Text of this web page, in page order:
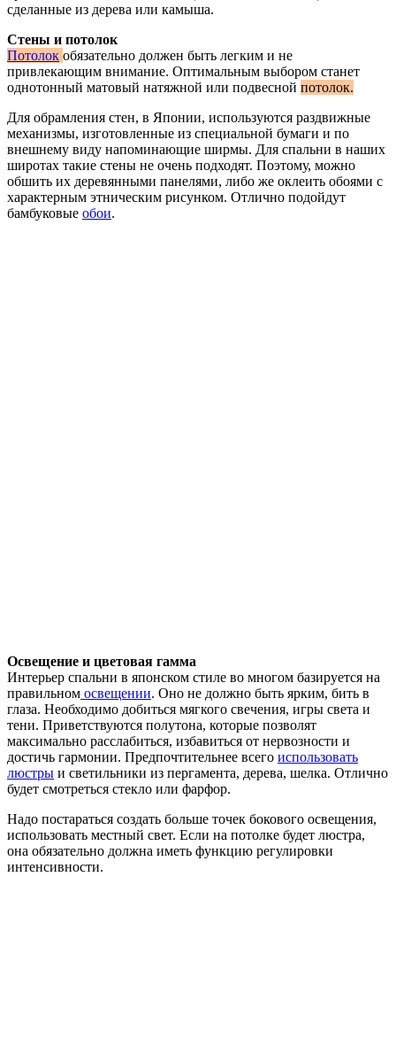
сделанные из дерева или камыша.
Стены и потолок
Потолок обязательно должен быть легким и не
привлекающим внимание. Оптимальным выбором станет
однотонный матовый натяжной или подвесной потолок.
Для обрамления стен, в Японии, используются раздвижные
механизмы, изготовленные из специальной бумаги и по
внешнему виду напоминающие ширмы. Для спальни в наших
широтах такие стены не очень подходят. Поэтому, можно
обшить их деревянными панелями, либо же оклеить обоями с
характерным этническим рисунком. Отлично подойдут
бамбуковые обои.
Освещение и цветовая гамма
Интерьер спальни в японском стиле во многом базируется на
правильном освещении. Оно не должно быть ярким, бить в
глаза. Необходимо добиться мягкого свечения, игры света и
тени. Приветствуются полутона, которые позволят
максимально расслабиться, избавиться от нервозности и
достичь гармонии. Предпочтительнее всего использовать
люстры и светильники из пергамента, дерева, шелка. Отлично
будет смотреться стекло или фарфор.
Надо постараться создать больше точек бокового освещения,
использовать местный свет. Если на потолке будет люстра,
она обязательно должна иметь функцию регулировки
интенсивности.